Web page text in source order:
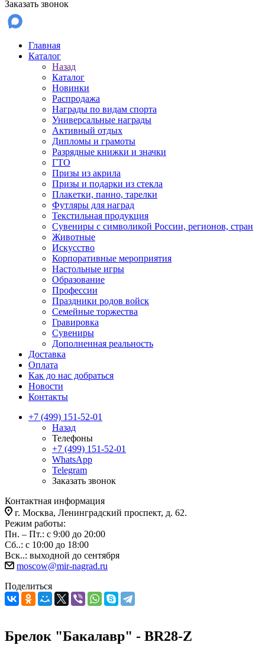
Заказать звонок
Главная
Каталог
Назад
Каталог
Новинки
Распродажа
Награды по видам спорта
Универсальные награды
Активный отдых
Дипломы и грамоты
Разрядные книжки и значки
ГТО
Призы из акрила
Призы и подарки из стекла
Плакетки, панно, тарелки
Футляры для наград
Текстильная продукция
Сувениры с символикой России, регионов, стран
Животные
Искусство
Корпоративные мероприятия
Настольные игры
Образование
Профессии
Праздники родов войск
Семейные торжества
Гравировка
Сувениры
Дополненная реальность
Доставка
Оплата
Как до нас добраться
Новости
Контакты
+7 (499) 151-52-01
Назад
Телефоны
+7 (499) 151-52-01
WhatsApp
Telegram
Заказать звонок
Контактная информация
г. Москва, Ленинградский проспект, д. 62.
Режим работы:
Пн. – Пт.: с 9:00 до 20:00
Сб..: с 10:00 до 18:00
Вск..: выходной до сентября
moscow@mir-nagrad.ru
Поделиться
Брелок "Бакалавр" - BR28-Z